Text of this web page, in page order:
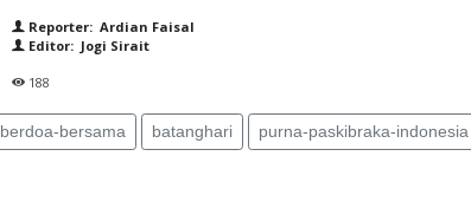
Reporter: Ardian Faisal
Editor: Jogi Sirait
188
berdoa-bersama batanghari purna-paskibraka-indonesia